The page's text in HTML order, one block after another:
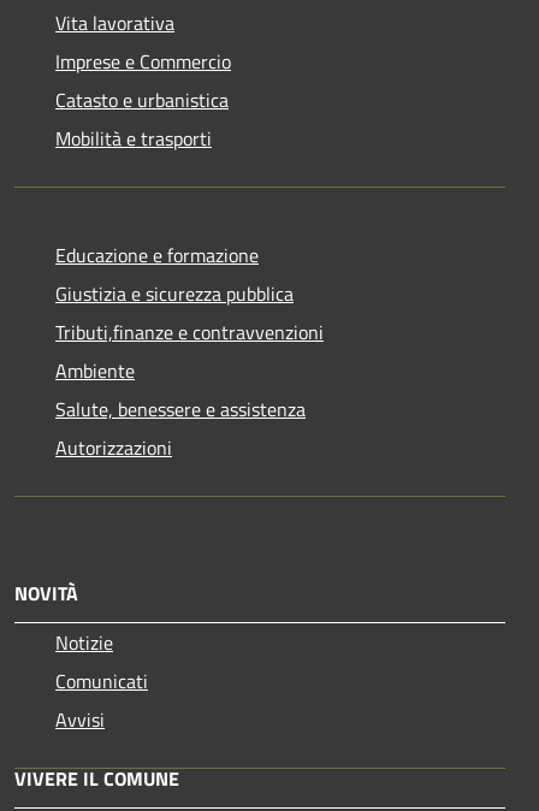
Vita lavorativa
Imprese e Commercio
Catasto e urbanistica
Mobilità e trasporti
Educazione e formazione
Giustizia e sicurezza pubblica
Tributi,finanze e contravvenzioni
Ambiente
Salute, benessere e assistenza
Autorizzazioni
NOVITÀ
Notizie
Comunicati
Avvisi
VIVERE IL COMUNE